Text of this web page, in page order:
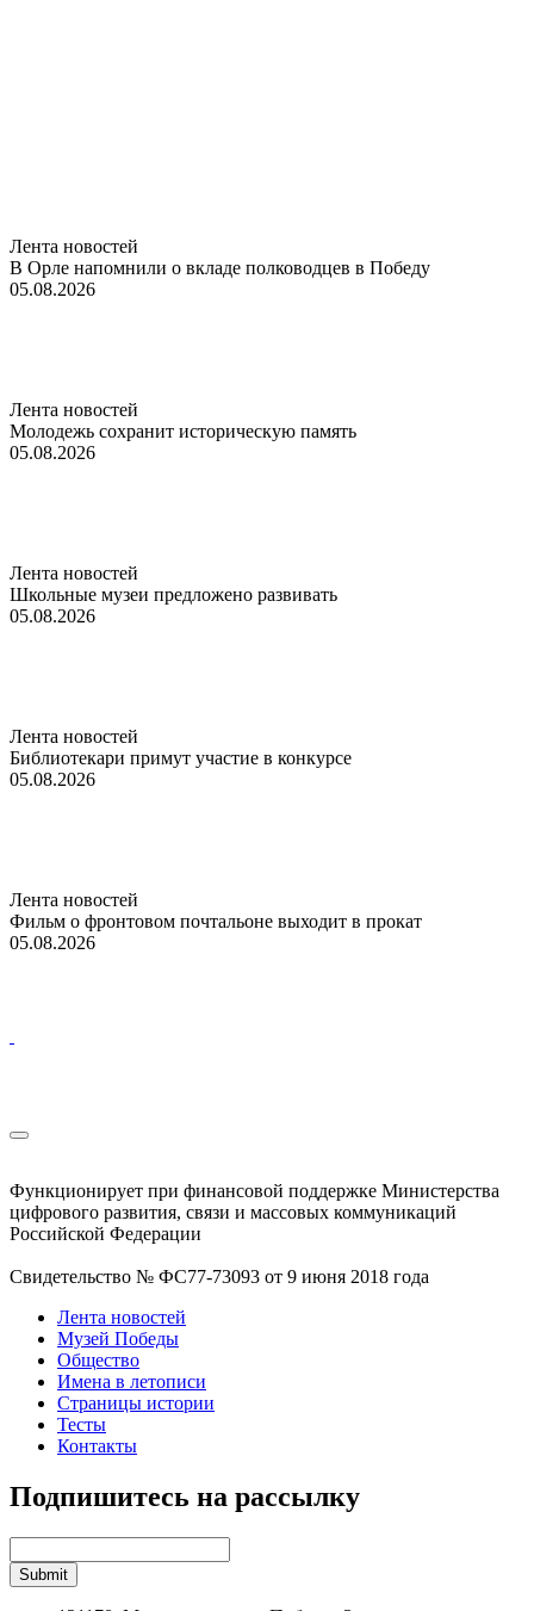
Лента новостей
В Орле напомнили о вкладе полководцев в Победу
05.08.2026
Лента новостей
Молодежь сохранит историческую память
05.08.2026
Лента новостей
Школьные музеи предложено развивать
05.08.2026
Лента новостей
Библиотекари примут участие в конкурсе
05.08.2026
Лента новостей
Фильм о фронтовом почтальоне выходит в прокат
05.08.2026
Функционирует при финансовой поддержке Министерства
цифрового развития, связи и массовых коммуникаций
Российской Федерации
Свидетельство № ФС77-73093 от 9 июня 2018 года
Лента новостей
Музей Победы
Общество
Имена в летописи
Страницы истории
Тесты
Контакты
Подпишитесь на рассылку